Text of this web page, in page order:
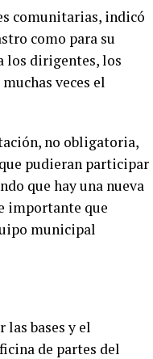
comunitarias, indicó
como para su
los dirigentes, los
veces el
no obligatoria,
pudieran participar
que hay una nueva
importante que
municipal
las bases y el
de partes del